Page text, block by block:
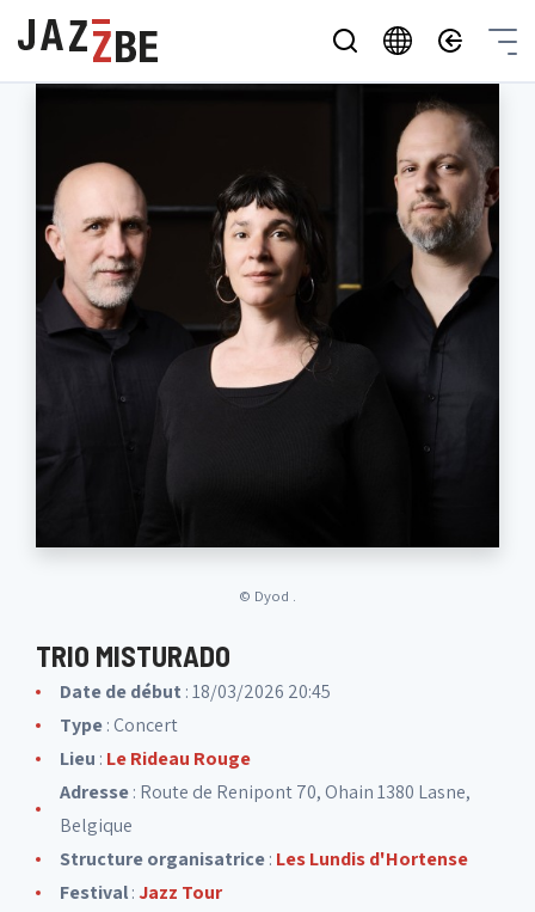
© Dyod .
TRIO MISTURADO
Date de début : 18/03/2026 20:45
Type: Concert
Lieu : Le Rideau Rouge
Adresse: Route de Renipont 70, Ohain 1380 Lasne,
Belgique
Structure organisatrice: Les Lundis d'Hortense
Festival:Jazz Tour